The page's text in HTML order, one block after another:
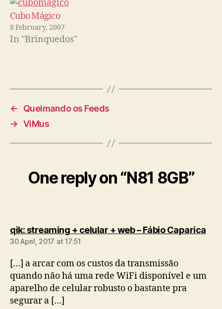
Cubo Mágico
8 February, 2007
In "Brinquedos"
←
Queimando os Feeds
→ ViMus
One reply on “N81 8GB”
qik: streaming + celular + web – Fábio Caparica
30 April, 2017 at 17:51
[…] a arcar com os custos da transmissão
quando não há uma rede WiFi disponível e um
aparelho de celular robusto o bastante pra
segurar a […]